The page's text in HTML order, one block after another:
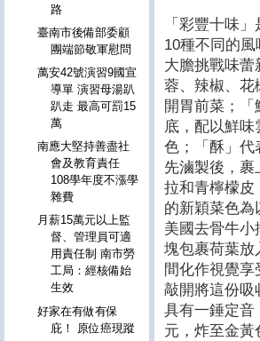
「彩豐十味
10種不同的
大膽挑戰味
蓉、辣椒、花
開胃前菜；
底，配以鮮
色；「酥」代
先滷製後，
拉和青檸檬皮
的新穎菜色為
美國去骨牛
塊包裹荷葉放
間化作視覺
敲開將這份吸
具有一錘定音
元，炸至金
路
臺南市後備部委顧
團端節敬軍慰問
萬安42號演習9國宣
導單 演習母湯趴
趴走 最高可罰15
萬
南應大堅持善盡社
會及教育責任
108學年度不漲學
雜費
月薪15萬元以上監
督、管理員可適
用責任制 南市勞
工局：經核備始
生效
好家在有做有保
庇！ 原位癌現蹤